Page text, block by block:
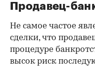
Продавец-
Не самое частое
сделки, что
процедуре
высок риск